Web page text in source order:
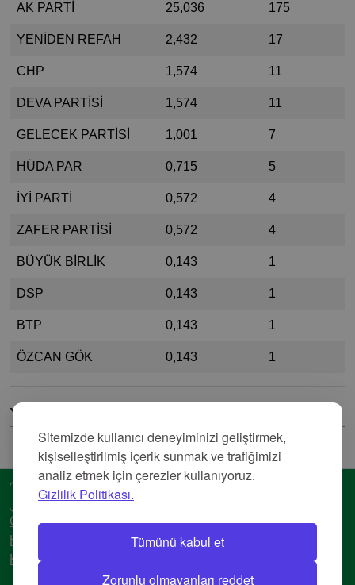
Sitemizde kullanıcı deneyiminizi geliştirmek,
kişiselleştirilmiş içerik sunmak ve trafiğimizi
analiz etmek için çerezler kullanıyoruz.
Gizlilik Politikası.
Tümünü kabul et
Zorunlu olmayanları reddet
AK PARTİ 25,036 175
YENİDEN REFAH 2,432 17
CHP 1,574 11
DEVA PARTİSİ 1,574 11
GELECEK PARTİSİ 1,001 7
HÜDA PAR 0,715 5
İYİ PARTİ 0,572 4
ZAFER PARTİSİ 0,572 4
BÜYÜK BİRLİK 0,143 1
DSP 0,143 1
BTP 0,143 1
ÖZCAN GÖK 0,143 1
Yorumlar
🌍 Başka bir dil
Gizlilik Politikası
Hizmet Şartları
Künye
© 2018-2026 AtlasBig.com